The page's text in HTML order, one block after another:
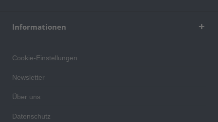
Informationen
Cookie-Einstellungen
Newsletter
Über uns
Datenschutz